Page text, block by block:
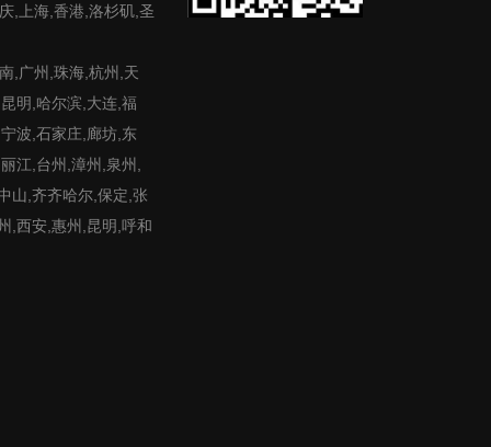
,上海,香港,洛杉矶,圣
,广州,珠海,杭州,天
明,哈尔滨,大连,福
波,石家庄,廊坊,东
江,台州,漳州,泉州,
山,齐齐哈尔,保定,张
,西安,惠州,昆明,呼和